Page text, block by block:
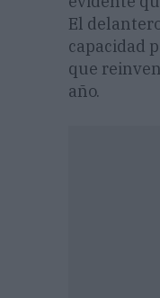
El
capacidad
que
año.